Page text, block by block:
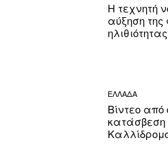
Η τεχνητή
αύξηση
ΕΛΛΑΔΑ
Βίντεο από
κατάσβεση